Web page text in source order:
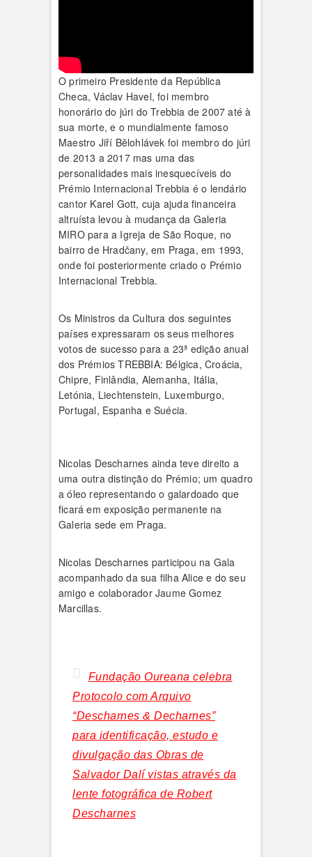
O primeiro Presidente da República
Checa, Václav Havel, foi membro
honorário do júri do Trebbia de 2007 até à
sua morte, e o mundialmente famoso
Maestro Jiří Bělohlávek foi membro do júri
de 2013 a 2017 mas uma das
personalidades mais inesquecíveis do
Prémio Internacional Trebbia é o lendário
cantor Karel Gott, cuja ajuda financeira
altruísta levou à mudança da Galeria
MIRO para a Igreja de São Roque, no
bairro de Hradčany, em Praga, em 1993,
onde foi posteriormente criado o Prémio
Internacional Trebbia.
Os Ministros da Cultura dos seguintes
países expressaram os seus melhores
votos de sucesso para a 23ª edição anual
dos Prémios TREBBIA: Bélgica, Croácia,
Chipre, Finlândia, Alemanha, Itália,
Letónia, Liechtenstein, Luxemburgo,
Portugal, Espanha e Suécia.
Nicolas Descharnes ainda teve direito a
uma outra distinção do Prémio; um quadro
a óleo representando o galardoado que
ficará em exposição permanente na
Galeria sede em Praga.
Nicolas Descharnes participou na Gala
acompanhado da sua filha Alice e do seu
amigo e colaborador Jaume Gomez
Marcillas.
Fundação Oureana celebra
Protocolo com Arquivo
“Descharnes & Decharnes”
para identificação, estudo e
divulgação das Obras de
Salvador Dalí vistas através da
lente fotográfica de Robert
Descharnes